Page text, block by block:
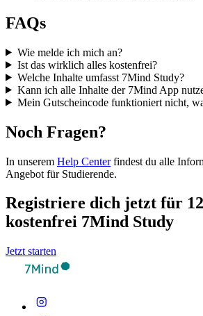
FAQs
Wie melde ich mich an?
Ist das wirklich alles kostenfrei?
Welche Inhalte umfasst 7Mind Study?
Kann ich alle Inhalte der 7Mind App
Mein Gutscheincode funktioniert nicht,
Noch Fragen?
In unserem Help Centerfindest du alle
Angebot für Studierende.
Registriere dich jetzt für
kostenfrei 7Mind Study
Jetzt starten